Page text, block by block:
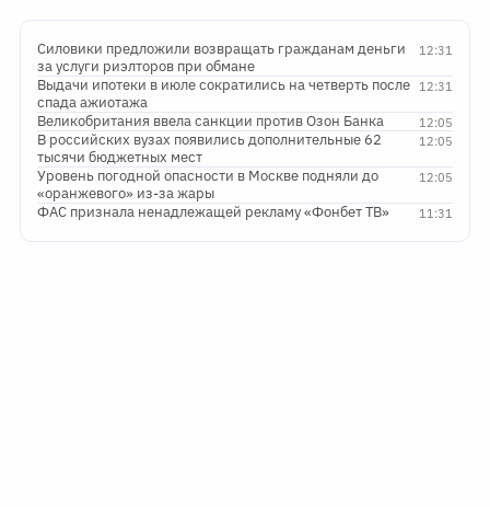
12:31
Силовики предложили возвращать гражданам деньги
за услуги риэлторов при обмане
12:31
Выдачи ипотеки в июле сократились на четверть после
спада ажиотажа
12:05
Великобритания ввела санкции против Озон Банка
12:05
В российских вузах появились дополнительные 62
тысячи бюджетных мест
12:05
Уровень погодной опасности в Москве подняли до
«оранжевого» из-за жары
11:31
ФАС признала ненадлежащей рекламу «Фонбет ТВ»